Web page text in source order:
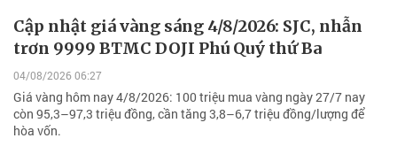
Cập nhật giá vàng sáng 4/8/2026: SJC, nhẫn
trơn 9999 BTMC DOJI Phú Quý thứ Ba
04/08/2026 06:27
Giá vàng hôm nay 4/8/2026: 100 triệu mua vàng ngày 27/7 nay
còn 95,3–97,3 triệu đồng, cần tăng 3,8–6,7 triệu đồng/lượng để
hòa vốn.